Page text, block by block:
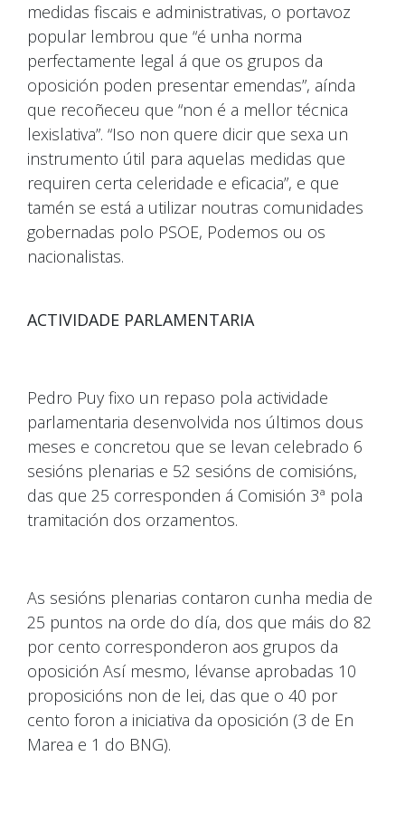
medidas fiscais e administrativas, o portavoz
popular lembrou que “é unha norma
perfectamente legal á que os grupos da
oposición poden presentar emendas”, aínda
que recoñeceu que “non é a mellor técnica
lexislativa”. “Iso non quere dicir que sexa un
instrumento útil para aquelas medidas que
requiren certa celeridade e eficacia”, e que
tamén se está a utilizar noutras comunidades
gobernadas polo PSOE, Podemos ou os
nacionalistas.
ACTIVIDADE PARLAMENTARIA
Pedro Puy fixo un repaso pola actividade
parlamentaria desenvolvida nos últimos dous
meses e concretou que se levan celebrado 6
sesións plenarias e 52 sesións de comisións,
das que 25 corresponden á Comisión 3ª pola
tramitación dos orzamentos.
As sesións plenarias contaron cunha media de
25 puntos na orde do día, dos que máis do 82
por cento corresponderon aos grupos da
oposición Así mesmo, lévanse aprobadas 10
proposicións non de lei, das que o 40 por
cento foron a iniciativa da oposición (3 de En
Marea e 1 do BNG).